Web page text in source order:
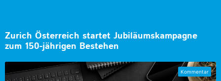
Zurich Österreich startet Jubiläumskampagne
zum 150-jährigen Bestehen